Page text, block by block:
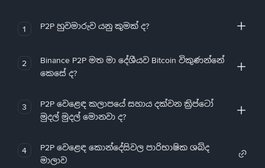
1 P2P හුවමාරුව යනු කුමක් ද?
2
Binance P2P මත මා දේශීයව Bitcoin විකුණන්නේ
කෙසේ ද?
3
P2P වෙළෙඳ කලාපයේ සහාය දක්වන ක්‍රිප්ටෝ
මුදල් මුදල් මොනවා ද?
4
P2P වෙළෙඳ කොන්දේසිවල පාරිභාෂික ශබ්ද
මාලාව